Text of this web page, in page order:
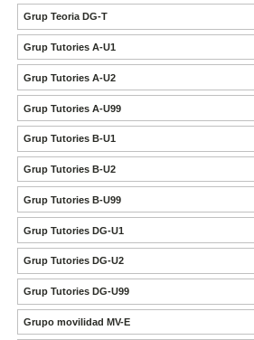
Grup Teoria DG-T
Grup Tutories A-U1
Grup Tutories A-U2
Grup Tutories A-U99
Grup Tutories B-U1
Grup Tutories B-U2
Grup Tutories B-U99
Grup Tutories DG-U1
Grup Tutories DG-U2
Grup Tutories DG-U99
Grupo movilidad MV-E